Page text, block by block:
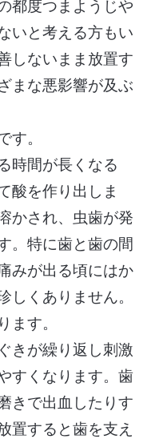
都度つまようじや
いと考える方もい
しないまま放置す
まな悪影響が及ぶ
す。
時間が長くなる
酸を作り出しま
かされ、虫歯が発
。特に歯と歯の間
みが出る頃にはか
しくありません。
す。
きが繰り返し刺激
すくなります。歯
きで出血したりす
置すると歯を支え